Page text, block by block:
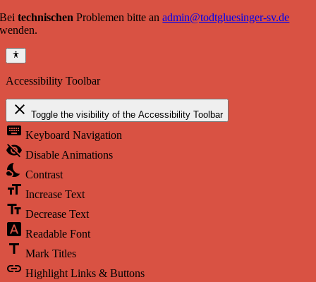
Beitechnischen Problemen bitte anadmin@todtgluesinger-sv.de
wenden.
Accessibility Toolbar
close Toggle the visibility of the Accessibility Toolbar
keyboard Keyboard Navigation
visibility_off Disable Animations
nights_stay Contrast
format_size Increase Text
text_fields Decrease Text
font_download Readable Font
title Mark Titles
link Highlight Links & Buttons